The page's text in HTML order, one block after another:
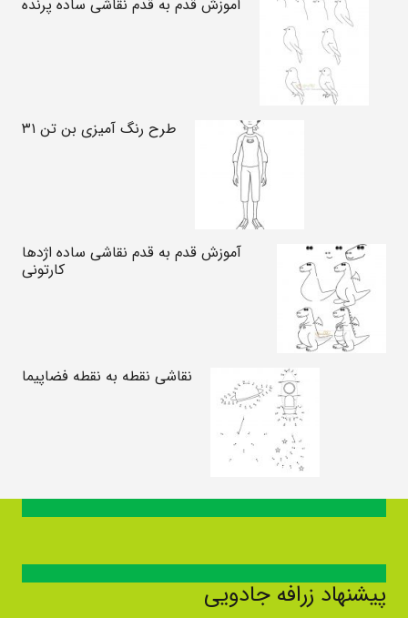
آموزش قدم به قدم نقاشی ساده پرنده
طرح رنگ آمیزی بن تن ۳۱
آموزش قدم به قدم نقاشی ساده اژدها
کارتونی
نقاشی نقطه به نقطه فضاپیما
پیشنهاد زرافه جادویی